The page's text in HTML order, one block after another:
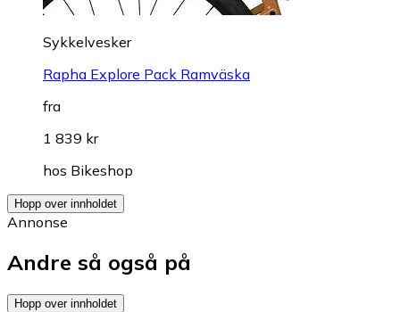
Sykkelvesker
Rapha Explore Pack Ramväska
fra
1 839 kr
hos Bikeshop
Hopp over innholdet
Annonse
Andre så også på
Hopp over innholdet